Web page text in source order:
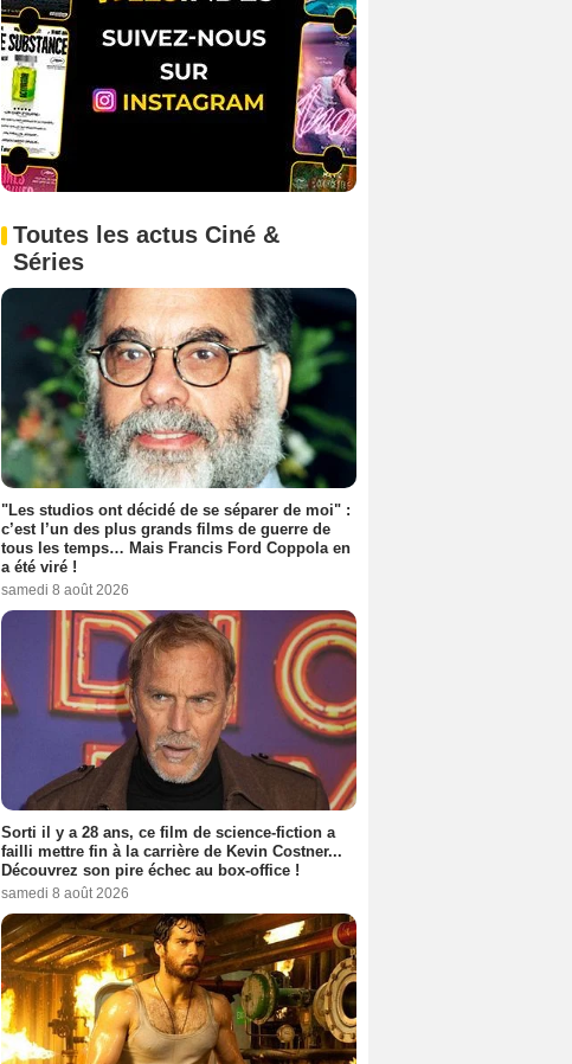
Toutes les actus Ciné &
Séries
"Les studios ont décidé de se séparer de moi" :
c’est l’un des plus grands films de guerre de
tous les temps… Mais Francis Ford Coppola en
a été viré !
samedi 8 août 2026
Sorti il y a 28 ans, ce film de science-fiction a
failli mettre fin à la carrière de Kevin Costner...
Découvrez son pire échec au box-office !
samedi 8 août 2026